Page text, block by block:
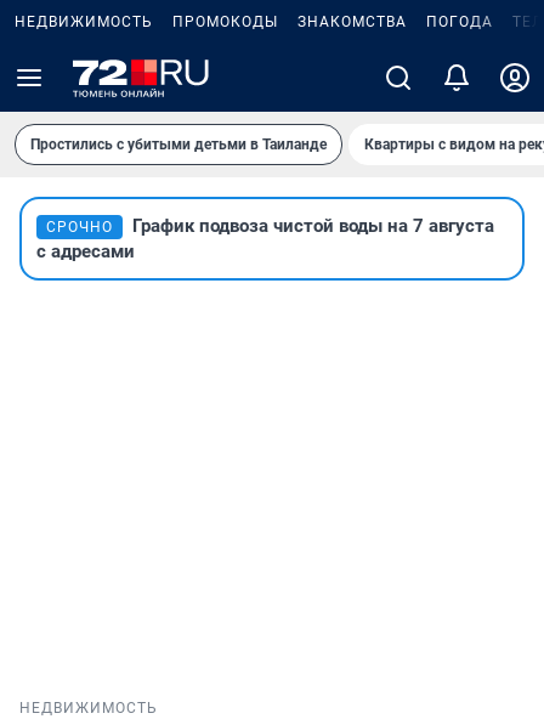
НЕДВИЖИМОСТЬ ПРОМОКОДЫ ЗНАКОМСТВА ПОГОДА
Простились с убитыми детьми в Таиланде Квартиры с видом на
СРОЧНО
График подвоза чистой воды на 7 августа
с адресами
НЕДВИЖИМОСТЬ